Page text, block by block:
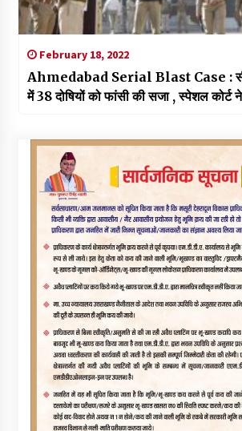
February 18, 2022
Ahmedabad Serial Blast Case :
में 38 दोषियों को फांसी की सजा , स्पेशल कोर्ट